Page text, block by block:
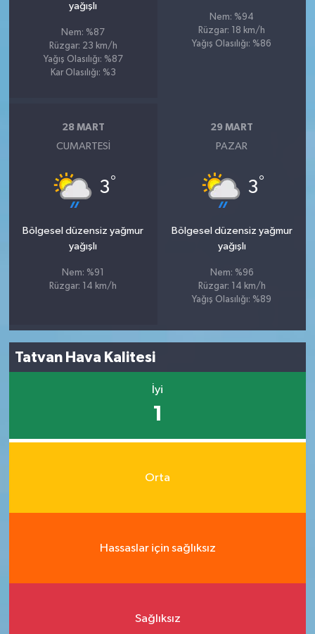
yağışlı
Nem: %87
Rüzgar: 23 km/h
Yağış Olasılığı: %87
Kar Olasılığı: %3
Nem: %94
Rüzgar: 18 km/h
Yağış Olasılığı: %86
28 MART
CUMARTESI
3°
Bölgesel düzensiz yağmur
yağışlı
Nem: %91
Rüzgar: 14 km/h
29 MART
PAZAR
3°
Bölgesel düzensiz yağmur
yağışlı
Nem: %96
Rüzgar: 14 km/h
Yağış Olasılığı: %89
Tatvan Hava Kalitesi
İyi
1
Orta
Hassaslar için sağlıksız
Sağlıksız